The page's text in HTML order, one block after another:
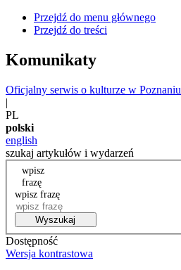
Przejdź do menu głównego
Przejdź do treści
Komunikaty
Oficjalny serwis o kulturze w Poznaniu
|
PL
polski
english
szukaj artykułów i wydarzeń
wpisz
frazę
wpisz frazę
Wyszukaj
Dostępność
Wersja kontrastowa